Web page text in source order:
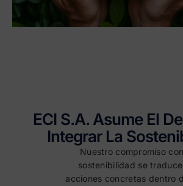
ECI S.A. Asume El
Integrar La
Nuestro compromiso
sostenibilidad se
acciones concretas dentro